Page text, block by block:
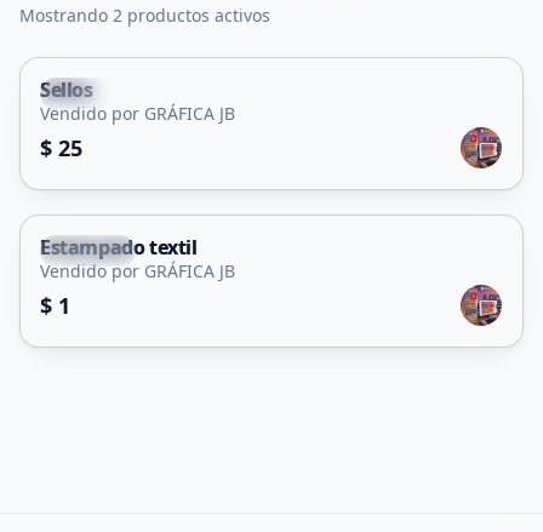
Mostrando 2 productos activos
Capital
Sellos
Vendido por GRÁFICA JB
$ 25
Capital
Estampado textil
Vendido por GRÁFICA JB
$ 1